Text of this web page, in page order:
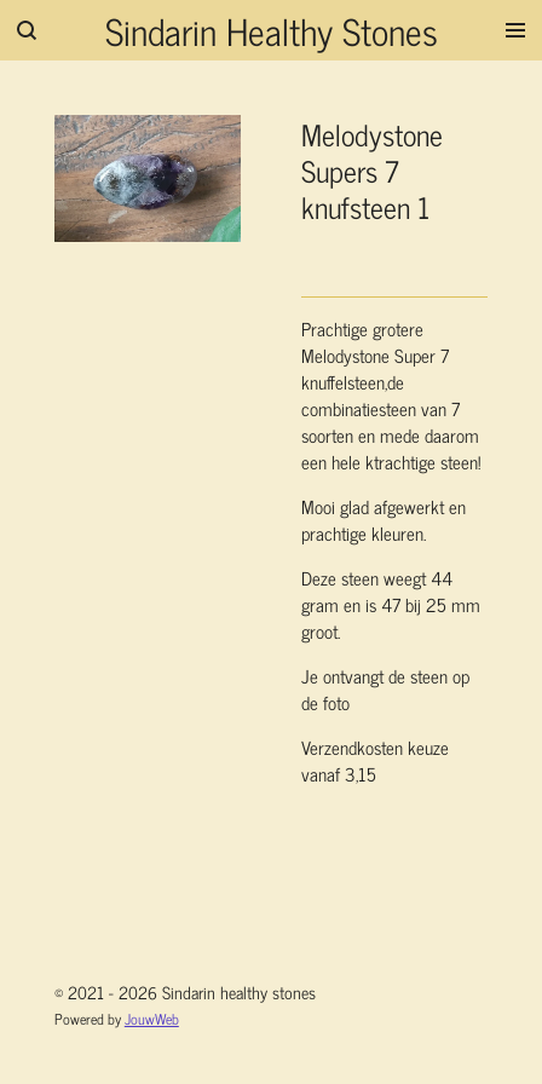
Ga
hoofdinhoud
Sindarin Healthy Stones
Melodystone
Supers 7
knufsteen 1
Prachtige grotere
Melodystone Super 7
knuffelsteen,de
combinatiesteen van 7
soorten en mede daarom
een hele ktrachtige steen!
Mooi glad afgewerkt en
prachtige kleuren.
Deze steen weegt 44
gram en is 47 bij 25 mm
groot.
Je ontvangt de steen op
de foto
Verzendkosten keuze
vanaf 3,15
© 2021 - 2026 Sindarin healthy stones
Powered byJouwWeb